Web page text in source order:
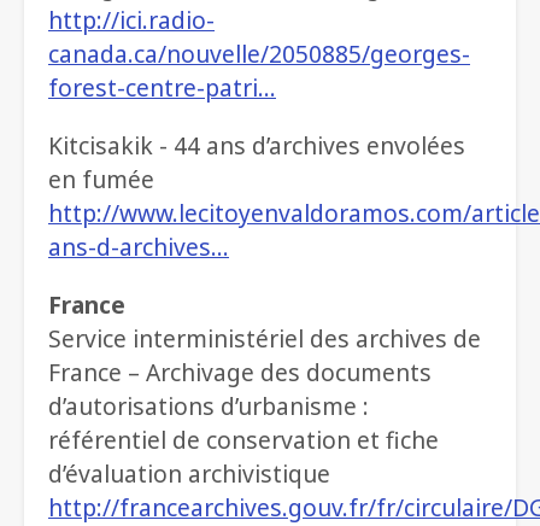
http://ici.radio-
canada.ca/nouvelle/2050885/georges-
forest-centre-patri…
Kitcisakik - 44 ans d’archives envolées
en fumée
http://www.lecitoyenvaldoramos.com/
ans-d-archives…
France
Service interministériel des archives de
France – Archivage des documents
d’autorisations d’urbanisme :
référentiel de conservation et fiche
d’évaluation archivistique
http://francearchives.gouv.fr/fr/circulaire/